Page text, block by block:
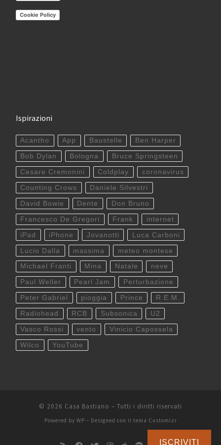
Cookie Policy
Ispirazioni
Acantho App Baustelle Ben Harper
Bob Dylan Bologna Bruce Springsteen
Cesare Cremonini Coldplay coronavirus
Counting Crows Daniele Silvestri
David Bowie Dente Don Bruno
Francesco De Gregori Frank internet
iPad iPhone Jovanotti Luca Carboni
Lucio Dalla massima meteo montese
Michael Franti Mina Natale neve
Paul Weller Pearl Jam Perturbazione
Peter Gabriel pioggia Prince R.E.M.
Radiohead RCB Subsonica U2
Vasco Rossi vento Vinicio Capossela
Wilco YouTube
© 2026 Casa Bastiano – Tutti i diritti riservati
Powered by WP – Designed con il tema Customizr
ISCRIVITI